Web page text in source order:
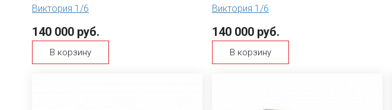
Виктория 1/6
140 000 руб.
В корзину
Виктория 1/6
140 000 руб.
В корзину